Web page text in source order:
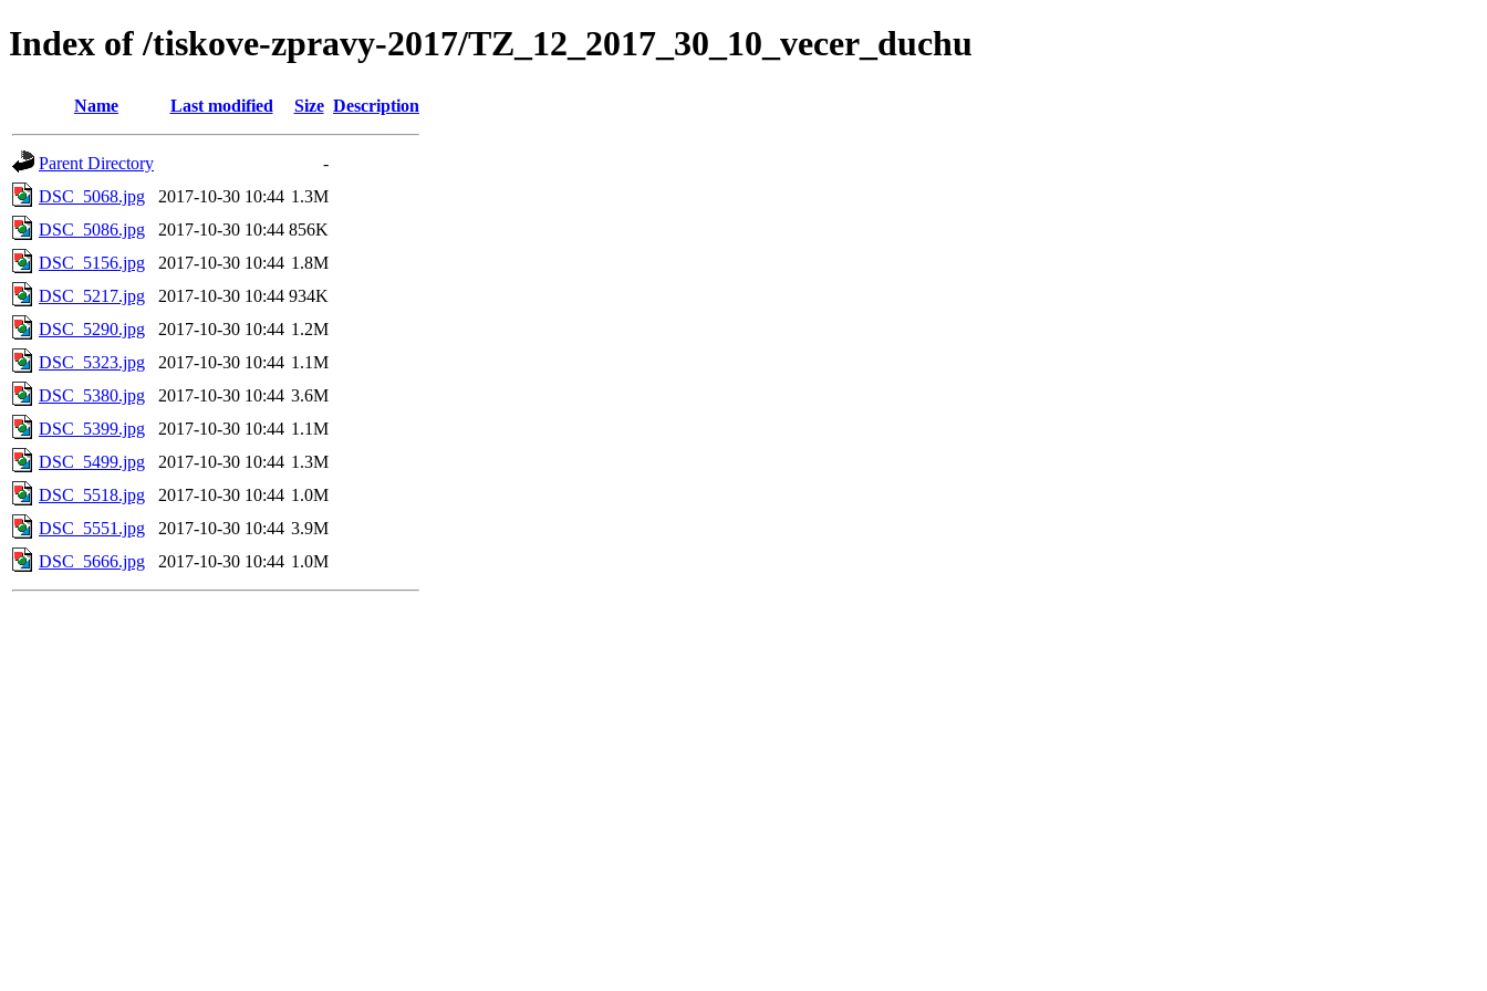
Index of /tiskove-zpravy-2017/TZ_12_2017_30_10_vecer_duchu
Name Last modified Size Description
Parent Directory
-
DSC_5068.jpg
2017-10-30 10:44 1.3M
DSC_5086.jpg
2017-10-30 10:44 856K
DSC_5156.jpg
2017-10-30 10:44 1.8M
DSC_5217.jpg
2017-10-30 10:44 934K
DSC_5290.jpg
2017-10-30 10:44 1.2M
DSC_5323.jpg
2017-10-30 10:44 1.1M
DSC_5380.jpg
2017-10-30 10:44 3.6M
DSC_5399.jpg
2017-10-30 10:44 1.1M
DSC_5499.jpg
2017-10-30 10:44 1.3M
DSC_5518.jpg
2017-10-30 10:44 1.0M
DSC_5551.jpg
2017-10-30 10:44 3.9M
DSC_5666.jpg
2017-10-30 10:44 1.0M